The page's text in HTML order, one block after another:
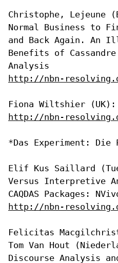
Christophe, Lejeune
Normal Business to
and Back Again. An
Benefits of
Analysis
http://nbn-
http://nbn-
*Das Experiment: Die
Elif Kus Saillard
Versus Interpretive
CAQDAS Packages:
http://nbn-
Felicitas
Tom Van Hout
Discourse Analysis